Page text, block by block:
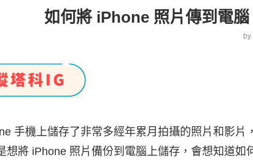
如何將 iPhone 照片傳到電
by
手機上儲存了非常多經年累月拍攝的照片和影片
想將 iPhone 照片備份到電腦上儲存，會想知道如